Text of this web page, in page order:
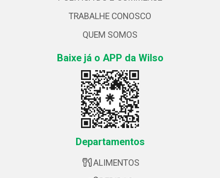
TRABALHE CONOSCO
QUEM SOMOS
Baixe já o APP da Wilso
Departamentos
ALIMENTOS